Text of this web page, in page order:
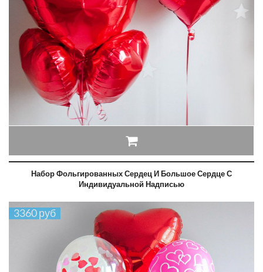
Набор Фольгированных Сердец И Большое Сердце С
Индивидуальной Надписью
3360 руб